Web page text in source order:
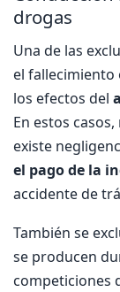
drogas
Una de las
el
los efectos del
En estos
existe
el pago de la
accidente de
También se
se producen
competiciones